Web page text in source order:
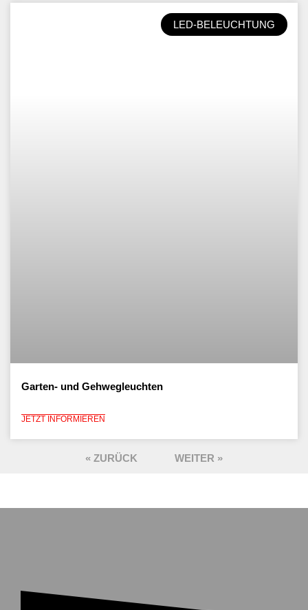
LED-BELEUCHTUNG
Garten- und Gehwegleuchten
JETZT INFORMIEREN
« ZURÜCK WEITER »